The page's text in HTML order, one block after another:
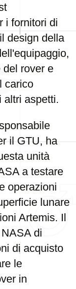
i fornitori di
design della
del rover e
carico
altri aspetti.
il GTU, ha
unità
a testare
operazioni
lunare
Artemis. Il
di
di acquisto
le
in